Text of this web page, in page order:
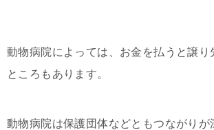
動物病院によっては、お金を払うと譲り
ところもあります。
動物病院は保護団体などともつながりが